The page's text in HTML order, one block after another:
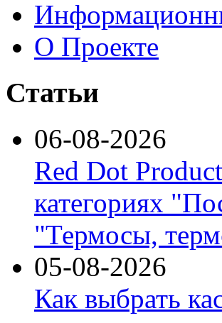
О Проекте
Статьи
06-08-2026
Red Dot
категориях
"Термосы,
05-08-2026
Как выбрать